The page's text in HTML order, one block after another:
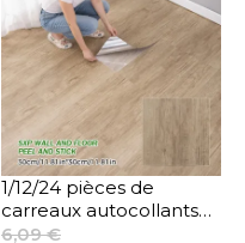
1/12/24 pièces de
carreaux autocollants
imitation bois pour
6,09 €